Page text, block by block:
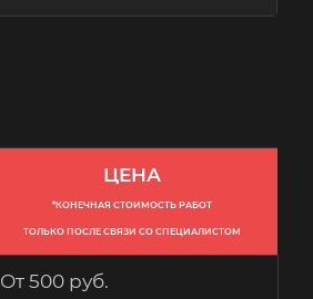
ЦЕНА
*КОНЕЧНАЯ СТОИМОСТЬ РАБОТ
ТОЛЬКО ПОСЛЕ СВЯЗИ СО СПЕЦИАЛИСТОМ
От 500 руб.